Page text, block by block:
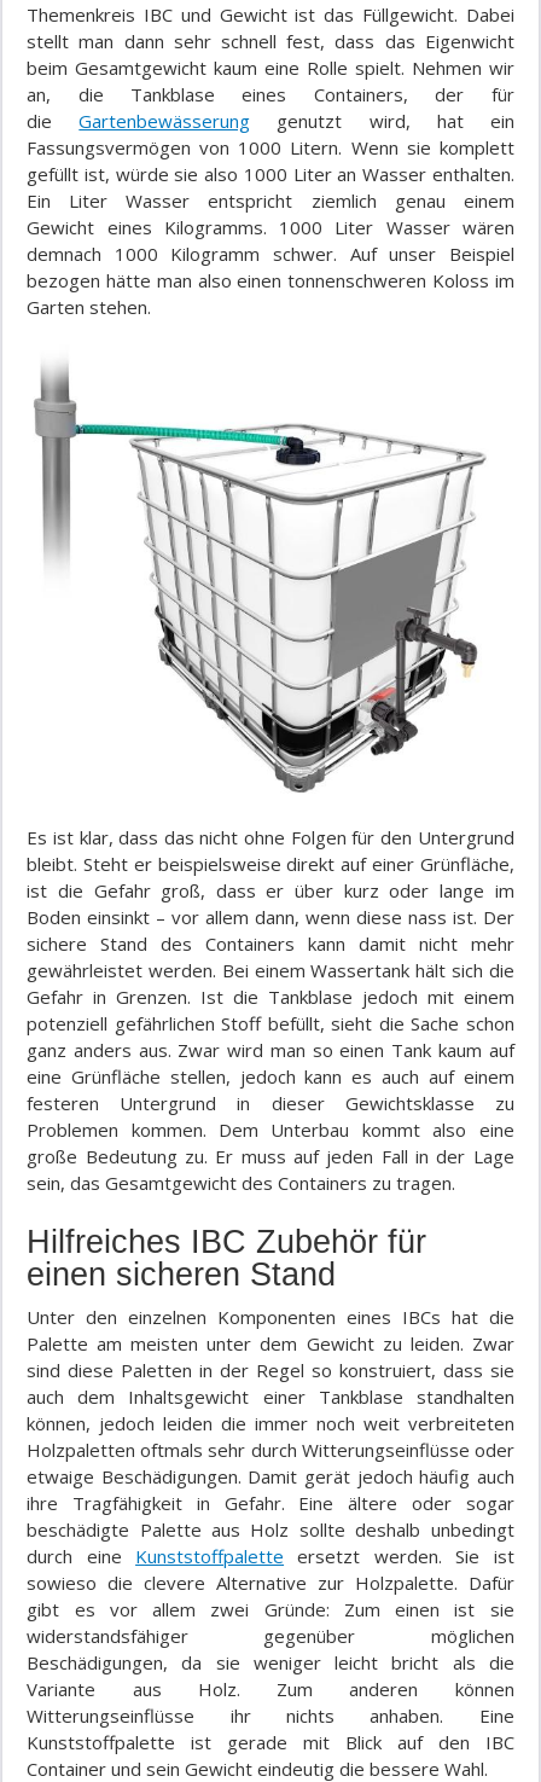
Themenkreis IBC und Gewicht ist das Füllgewicht. Dabei
stellt man dann sehr schnell fest, dass das Eigenwicht
beim Gesamtgewicht kaum eine Rolle spielt. Nehmen wir
an, die Tankblase eines Containers, der für
dieGartenbewässerung genutzt wird, hat ein
Fassungsvermögen von 1000 Litern. Wenn sie komplett
gefüllt ist, würde sie also 1000 Liter an Wasser enthalten.
Ein Liter Wasser entspricht ziemlich genau einem
Gewicht eines Kilogramms. 1000 Liter Wasser wären
demnach 1000 Kilogramm schwer. Auf unser Beispiel
bezogen hätte man also einen tonnenschweren Koloss im
Garten stehen.
Es ist klar, dass das nicht ohne Folgen für den Untergrund
bleibt. Steht er beispielsweise direkt auf einer Grünfläche,
ist die Gefahr groß, dass er über kurz oder lange im
Boden einsinkt – vor allem dann, wenn diese nass ist. Der
sichere Stand des Containers kann damit nicht mehr
gewährleistet werden. Bei einem Wassertank hält sich die
Gefahr in Grenzen. Ist die Tankblase jedoch mit einem
potenziell gefährlichen Stoff befüllt, sieht die Sache schon
ganz anders aus. Zwar wird man so einen Tank kaum auf
eine Grünfläche stellen, jedoch kann es auch auf einem
festeren Untergrund in dieser Gewichtsklasse zu
Problemen kommen. Dem Unterbau kommt also eine
große Bedeutung zu. Er muss auf jeden Fall in der Lage
sein, das Gesamtgewicht des Containers zu tragen.
Hilfreiches IBC Zubehör für
einen sicheren Stand
Unter den einzelnen Komponenten eines IBCs hat die
Palette am meisten unter dem Gewicht zu leiden. Zwar
sind diese Paletten in der Regel so konstruiert, dass sie
auch dem Inhaltsgewicht einer Tankblase standhalten
können, jedoch leiden die immer noch weit verbreiteten
Holzpaletten oftmals sehr durch Witterungseinflüsse oder
etwaige Beschädigungen. Damit gerät jedoch häufig auch
ihre Tragfähigkeit in Gefahr. Eine ältere oder sogar
beschädigte Palette aus Holz sollte deshalb unbedingt
durch eine Kunststoffpalette ersetzt werden. Sie ist
sowieso die clevere Alternative zur Holzpalette. Dafür
gibt es vor allem zwei Gründe: Zum einen ist sie
widerstandsfähiger gegenüber möglichen
Beschädigungen, da sie weniger leicht bricht als die
Variante aus Holz. Zum anderen können
Witterungseinflüsse ihr
nichts anhaben. Eine
Kunststoffpalette ist gerade mit Blick auf den IBC
Container und sein Gewicht eindeutig die bessere Wahl.